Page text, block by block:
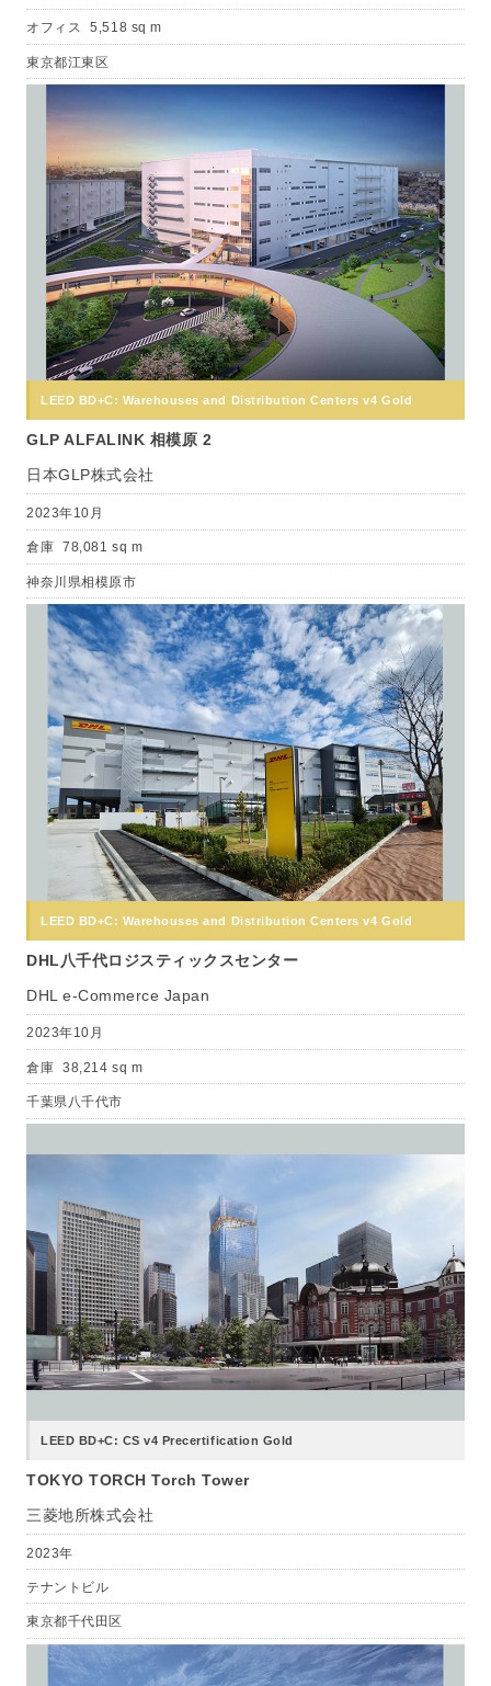
オフィス 5,518 sq m
東京都江東区
LEED BD+C: Warehouses and Distribution Centers v4 Gold
GLP ALFALINK 相模原 2
日本GLP株式会社
2023年10月
倉庫 78,081 sq m
神奈川県相模原市
LEED BD+C: Warehouses and Distribution Centers v4 Gold
DHL八千代ロジスティックスセンター
DHL e-Commerce Japan
2023年10月
倉庫 38,214 sq m
千葉県八千代市
LEED BD+C: CS v4 Precertification Gold
TOKYO TORCH Torch Tower
三菱地所株式会社
2023年
テナントビル
東京都千代田区